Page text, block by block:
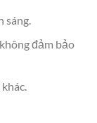
sáng.
đảm bảo